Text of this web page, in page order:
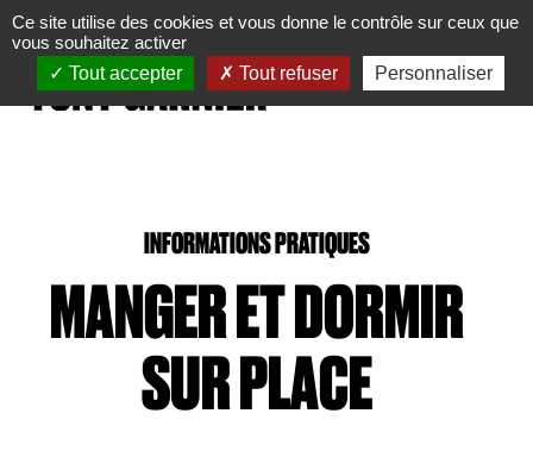
INFORMATIONS PRATIQUES
MANGER ET DORMIR
SUR PLACE
Panneau de gestion des cookies
Ce site utilise des cookies et vous donne le contrôle sur ceux que
vous souhaitez activer
Tout accepter
Tout refuser Personnaliser